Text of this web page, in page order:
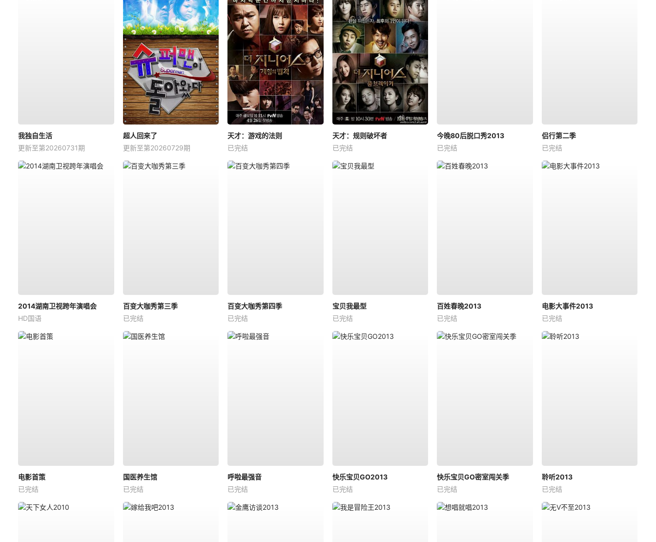
我独自生活
更新至第20260731期
超人回来了
更新至第20260729期
天才：游戏的法则
已完结
天才：规则破坏者
已完结
今晚80后脱口秀2013
已完结
侣行第二季
已完结
2014湖南卫视跨年演唱会
HD国语
百变大咖秀第三季
已完结
百变大咖秀第四季
已完结
宝贝我最型
已完结
百姓春晚2013
已完结
电影大事件2013
已完结
电影首策
已完结
国医养生馆
已完结
呼啦最强音
已完结
快乐宝贝GO2013
已完结
快乐宝贝GO密室闯关季
已完结
聆听2013
已完结